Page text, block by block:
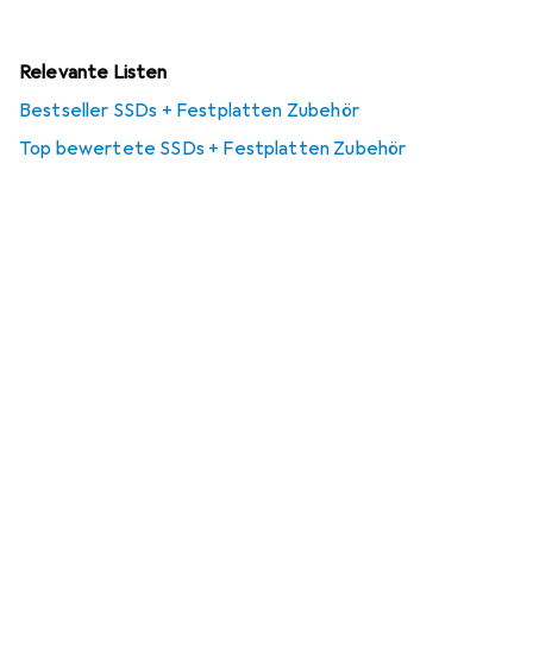
Relevante Listen
Bestseller SSDs + Festplatten Zubehör
Top bewertete SSDs + Festplatten Zubehör